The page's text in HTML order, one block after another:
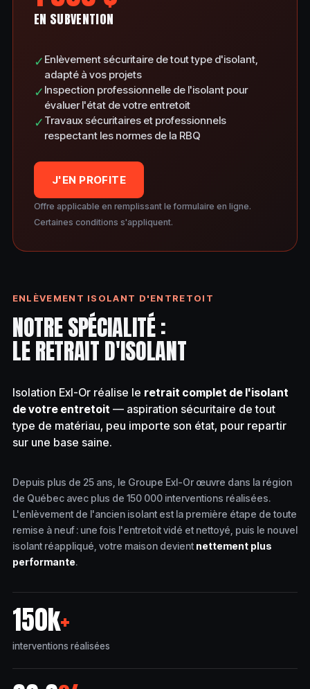
EN SUBVENTION
✓ Enlèvement sécuritaire de tout type d'isolant,
adapté à vos projets
✓ Inspection professionnelle de l'isolant pour
évaluer l'état de votre entretoit
✓ Travaux sécuritaires et professionnels
respectant les normes de la RBQ
J'EN PROFITE
Offre applicable en remplissant le formulaire en ligne.
Certaines conditions s'appliquent.
ENLÈVEMENT ISOLANT D'ENTRETOIT
NOTRE SPÉCIALITÉ :
LE RETRAIT D'ISOLANT
Isolation Exl-Or réalise le retrait complet de l'isolant
de votre entretoit — aspiration sécuritaire de tout
type de matériau, peu importe son état, pour repartir
sur une base saine.
Depuis plus de 25 ans, le Groupe Exl-Or œuvre dans la région
de Québec avec plus de 150 000 interventions réalisées.
L'enlèvement de l'ancien isolant est la première étape de toute
remise à neuf : une fois l'entretoit vidé et nettoyé, puis le nouvel
isolant réappliqué, votre maison devient nettement plus
performante.
150k+
interventions réalisées